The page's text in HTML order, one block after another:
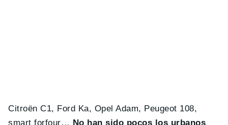
Citroën C1, Ford Ka, Opel Adam, Peugeot 108,
smart forfour… No han sido pocos los urbanos